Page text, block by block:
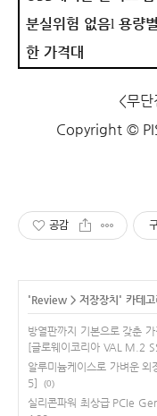
분실위험 없음l 용량
한 가격대
<무
Copyright ©
공감
'Review > 저장장치' 카테고
방열판까지 기본으로 갖춘
[글로웨이코리아 VAL M.2
알루미늄케이스로 가벼운
5]
(0)
실리콘파워 최상급 PCIe